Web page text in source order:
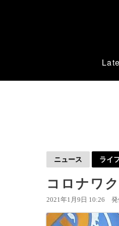
ニュース ライ
コロナワ
2021年1月9日 10:26